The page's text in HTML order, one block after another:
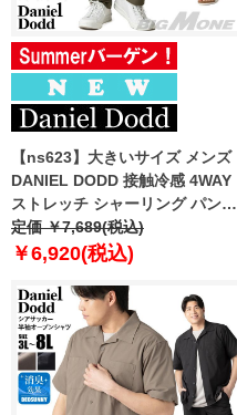
【ns623】大きいサイズ メンズ
DANIEL DODD 接触冷感 4WAY
ストレッチ シャーリング パンツ
春夏新作 azp260201201t
【fre】
定価 ￥7,689(税込)
￥6,920(税込)